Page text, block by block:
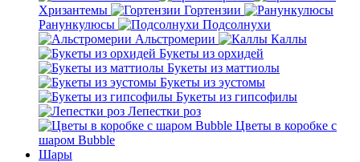
Хризантемы
Гортензии
Ранункулюсы
Подсолнухи
Альстромерии
Каллы
Букеты из орхидей
Букеты из маттиолы
Букеты из эустомы
Букеты из гипсофилы
Лепестки роз
Цветы в коробке с
шаром Bubble
Шары